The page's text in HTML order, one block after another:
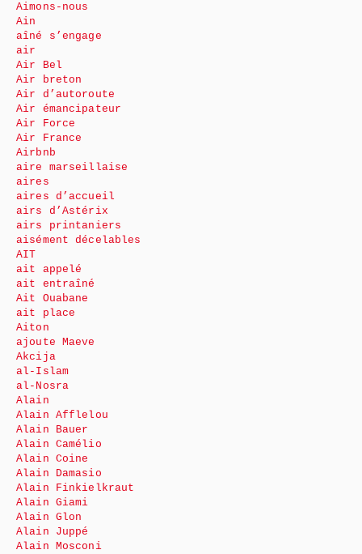
Aimons-nous
Ain
aîné s’engage
air
Air Bel
Air breton
Air d’autoroute
Air émancipateur
Air Force
Air France
Airbnb
aire marseillaise
aires
aires d’accueil
airs d’Astérix
airs printaniers
aisément décelables
AIT
ait appelé
ait entraîné
Ait Ouabane
ait place
Aiton
ajoute Maeve
Akcija
al-Islam
al-Nosra
Alain
Alain Afflelou
Alain Bauer
Alain Camélio
Alain Coine
Alain Damasio
Alain Finkielkraut
Alain Giami
Alain Glon
Alain Juppé
Alain Mosconi